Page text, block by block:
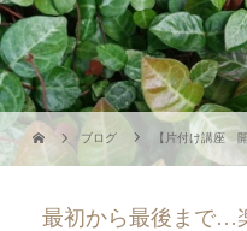
ブログ 【片付け講座
最初から最後まで…